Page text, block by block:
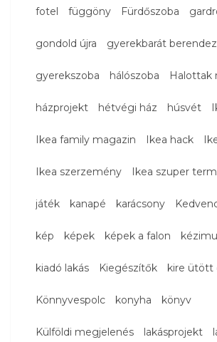
fotel függöny Fürdőszoba
gondold újra gyerekbarát
gyerekszoba hálószoba Halottak
házprojekt hétvégi ház húsvét
Ikea family magazin Ikea hack
Ikea szerzemény Ikea szuper
játék kanapé karácsony
kép képek képek a falon
kiadó lakás Kiegészítők kire ütött
Könnyvespolc konyha könyv
Külföldi megjelenés lakásprojekt